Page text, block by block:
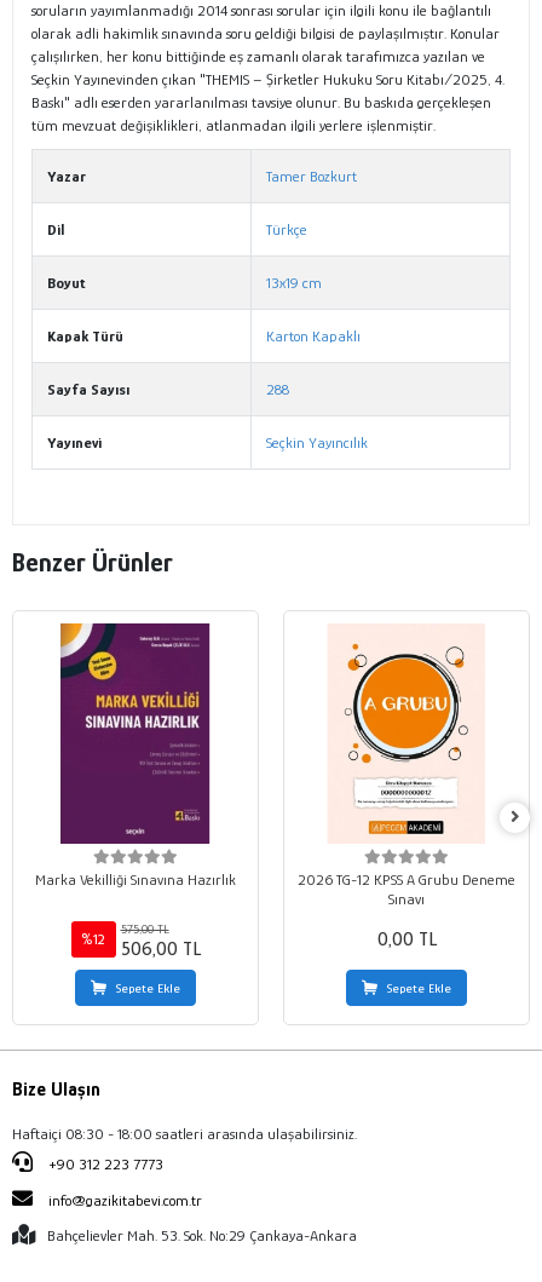
soruların yayımlanmadığı 2014 sonrası sorular için ilgili konu ile bağlantılı
olarak adli hakimlik sınavında soru geldiği bilgisi de paylaşılmıştır. Konular
çalışılırken, her konu bittiğinde eş zamanlı olarak tarafımızca yazılan ve
Seçkin Yayınevinden çıkan "THEMIS – Şirketler Hukuku Soru Kitabı/2025, 4.
Baskı" adlı eserden yararlanılması tavsiye olunur. Bu baskıda gerçekleşen
tüm mevzuat değişiklikleri, atlanmadan ilgili yerlere işlenmiştir.
Yazar Tamer Bozkurt
Dil Türkçe
Boyut 13x19 cm
Kapak Türü Karton Kapaklı
Sayfa Sayısı 288
Yayınevi Seçkin Yayıncılık
Benzer Ürünler
Marka Vekilliği Sınavına Hazırlık
%12
575,00 TL
506,00 TL
Sepete Ekle
2026 TG-12 KPSS A Grubu Deneme
Sınavı
0,00 TL
Sepete Ekle
Bize Ulaşın
Haftaiçi 08:30 - 18:00 saatleri arasında ulaşabilirsiniz.
+90 312 223 7773
info@gazikitabevi.com.tr
Bahçelievler Mah. 53. Sok. No:29 Çankaya-Ankara